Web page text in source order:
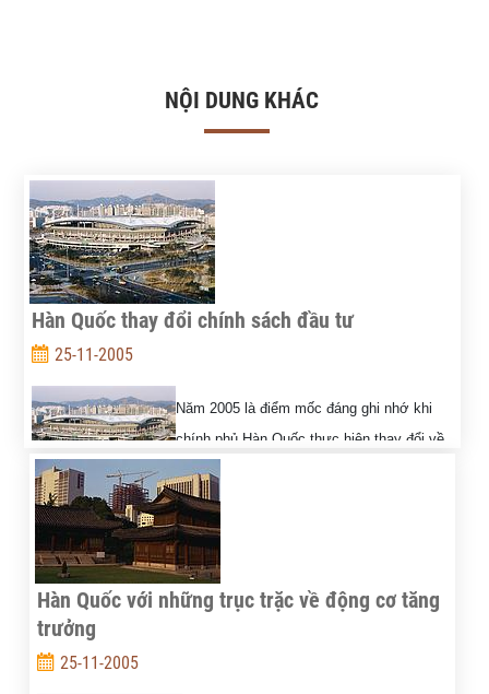
NỘI DUNG KHÁC
Hàn Quốc thay đổi chính sách đầu tư
25-11-2005
Năm 2005 là điểm mốc đáng ghi nhớ khi
chính phủ Hàn Quốc thực hiện thay đổi về
cơ bản chính sách đầu tư, chuyển từ chính
sách tập trung thu hút FDI vào trong nước
và hạn chế đầu tư ra nước ngoài, sang thúc đẩy các công ty và
cá nhân đầu tư mạnh mẽ ra nước ngoài.
Hàn Quốc với những trục trặc về động cơ tăng
trưởng
25-11-2005